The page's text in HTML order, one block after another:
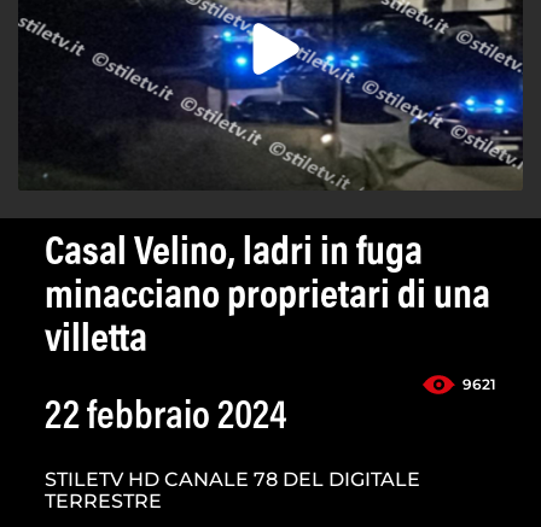
Casal Velino, ladri in fuga
minacciano proprietari di una
villetta
9621
22 febbraio 2024
STILETV HD CANALE 78 DEL DIGITALE
TERRESTRE